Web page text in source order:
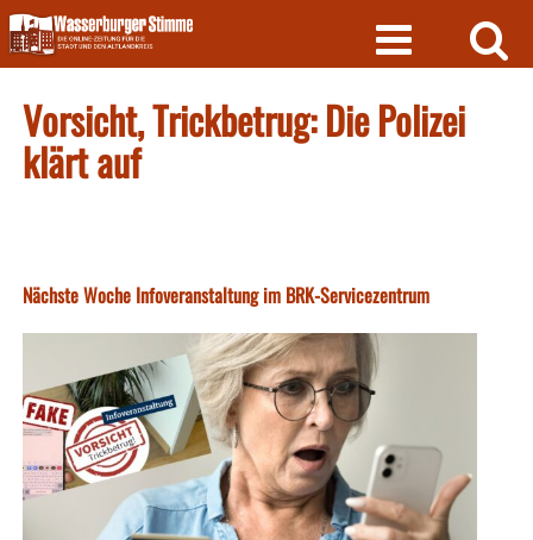
Skip
to
content
Vorsicht, Trickbetrug: Die Polizei
klärt auf
Nächste Woche Infoveranstaltung im BRK-Servicezentrum